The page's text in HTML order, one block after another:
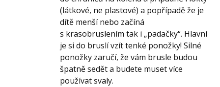
(látkové, ne plastové) a popřípadě že je
dítě menší nebo začíná
s krasobruslením tak i „padačky“. Hlavní
je si do bruslí vzít tenké ponožky! Silné
ponožky zaručí, že vám brusle budou
špatně sedět a budete muset více
používat svaly.